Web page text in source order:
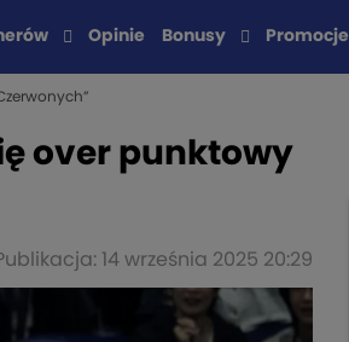
Opinie Bonusy Promocje
over punktowy
14 września 2025 20:29